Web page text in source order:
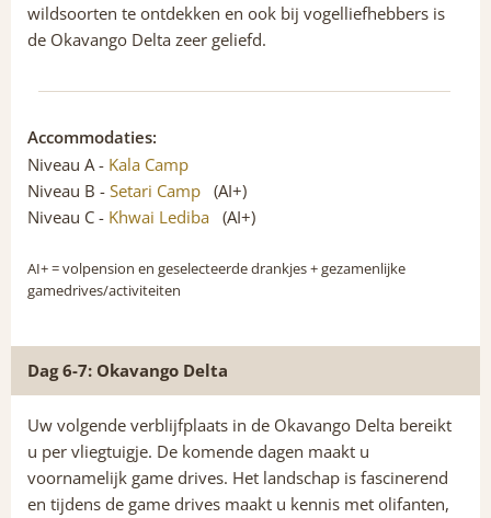
wildsoorten te ontdekken en ook bij vogelliefhebbers is
de Okavango Delta zeer geliefd.
Accommodaties:
Niveau A - Kala Camp
Niveau B - Setari Camp (AI+)
Niveau C - Khwai Lediba (AI+)
AI+= volpension en geselecteerde drankjes + gezamenlijke
gamedrives/activiteiten
Dag 6-7: Okavango Delta
Uw volgende verblijfplaats in de Okavango Delta bereikt
u per vliegtuigje. De komende dagen maakt u
voornamelijk game drives. Het landschap is fascinerend
en tijdens de game drives maakt u kennis met olifanten,